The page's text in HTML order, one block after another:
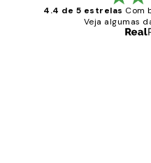
4.4 de 5 estrelas Com
Veja algumas